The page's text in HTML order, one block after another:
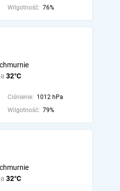
Wilgotność: 76%
32°C
Ciśnienie: 1012 hPa
Wilgotność: 79%
32°C